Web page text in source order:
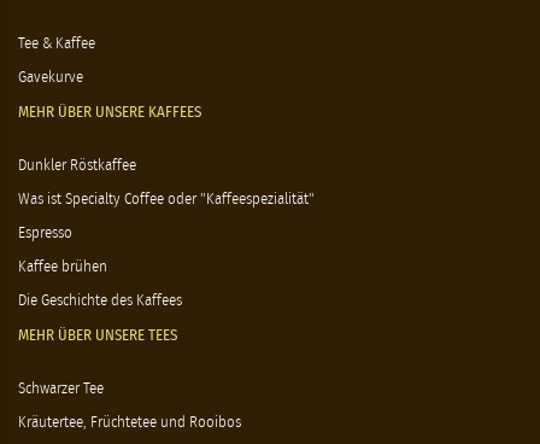
Tee & Kaffee
Gavekurve
MEHR ÜBER UNSERE KAFFEES
Dunkler Röstkaffee
Was ist Specialty Coffee oder "Kaffeespezialität"
Espresso
Kaffee brühen
Die Geschichte des Kaffees
MEHR ÜBER UNSERE TEES
Schwarzer Tee
Kräutertee, Früchtetee und Rooibos